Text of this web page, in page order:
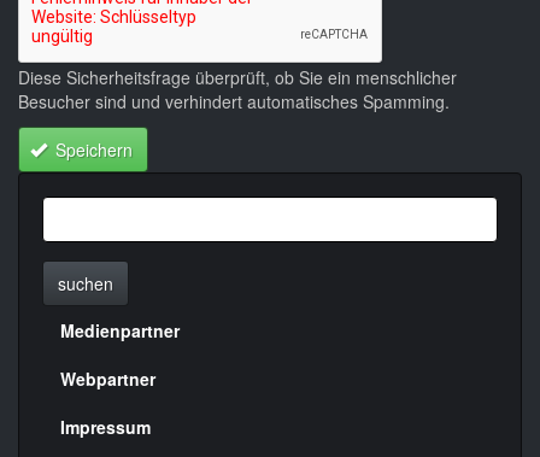
Diese Sicherheitsfrage überprüft, ob Sie ein menschlicher
Besucher sind und verhindert automatisches Spamming.
Speichern
suchen
Menülinks
rechte
Seite
Medienpartner
Webpartner
Impressum